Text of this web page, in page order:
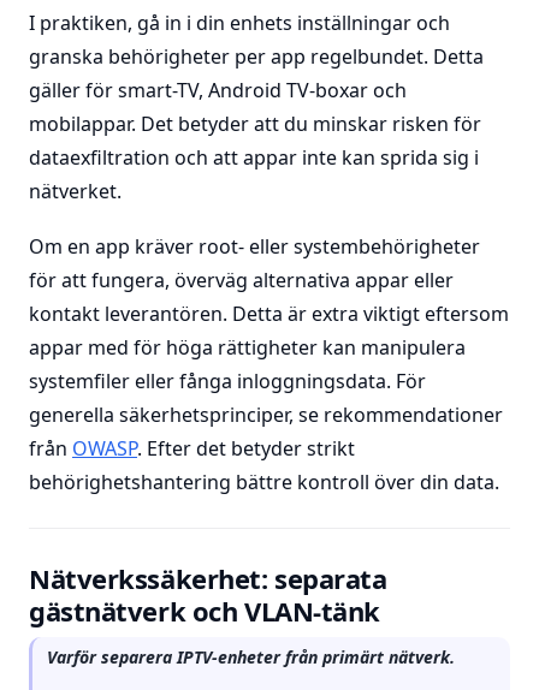
I praktiken, gå in i din enhets inställningar och
granska behörigheter per app regelbundet. Detta
gäller för smart-TV, Android TV-boxar och
mobilappar. Det betyder att du minskar risken för
dataexfiltration och att appar inte kan sprida sig i
nätverket.
Om en app kräver root- eller systembehörigheter
för att fungera, överväg alternativa appar eller
kontakt leverantören. Detta är extra viktigt eftersom
appar med för höga rättigheter kan manipulera
systemfiler eller fånga inloggningsdata. För
generella säkerhetsprinciper, se rekommendationer
från OWASP. Efter det betyder strikt
behörighetshantering bättre kontroll över din data.
Nätverkssäkerhet: separata
gästnätverk och VLAN-tänk
Varför separera IPTV-enheter från primärt nätverk.